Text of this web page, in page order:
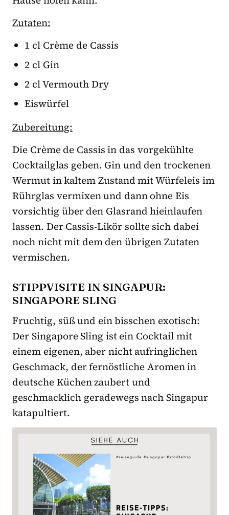
Zutaten:
1 cl Crème de Cassis
2 cl Gin
2 cl Vermouth Dry
Eiswürfel
Zubereitung:
Die Crème de Cassis in das vorgekühlte
Cocktailglas geben. Gin und den trockenen
Wermut in kaltem Zustand mit Würfeleis im
Rührglas vermixen und dann ohne Eis
vorsichtig über den Glasrand hieinlaufen
lassen. Der Cassis-Likör sollte sich dabei
noch nicht mit dem den übrigen Zutaten
vermischen.
STIPPVISITE IN SINGAPUR:
SINGAPORE SLING
Fruchtig, süß und ein bisschen exotisch:
Der Singapore Sling ist ein Cocktail mit
einem eigenen, aber nicht aufringlichen
Geschmack, der fernöstliche Aromen in
deutsche Küchen zaubert und
geschmacklich geradewegs nach Singapur
katapultiert.